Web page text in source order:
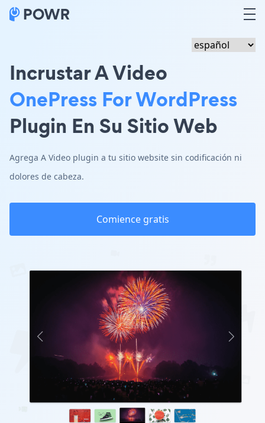
Incrustar A Video
OnePress For WordPress
Plugin En Su Sitio Web
Agrega A Video plugin a tu sitio website sin codificación ni
dolores de cabeza.
Comience gratis